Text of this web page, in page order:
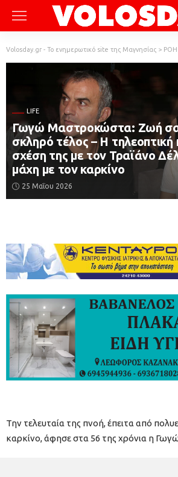
Volosday.gr - Το ενημερωτικό site της Μαγνησίας > ΡΟΗ
LIFE
Γωγώ Μαστροκώστα: Ζωή
σκληρό τέλος – Η τηλεοπτική
σχέση της με τον Τραϊάνο
μάχη με τον καρκίνο
25 Μαΐου 2026
Την τελευταία της πνοή, έπειτα από
καρκίνο, άφησε στα 56 της χρόνια η